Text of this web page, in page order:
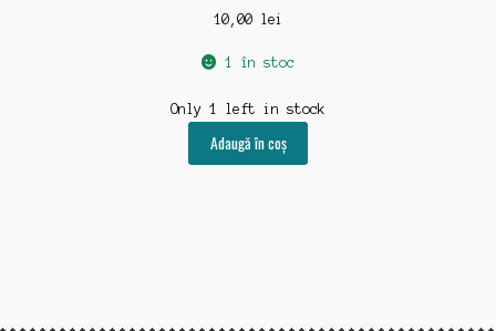
10,00 lei
1 în stoc
Only 1 left in stock
Adaugă în coș